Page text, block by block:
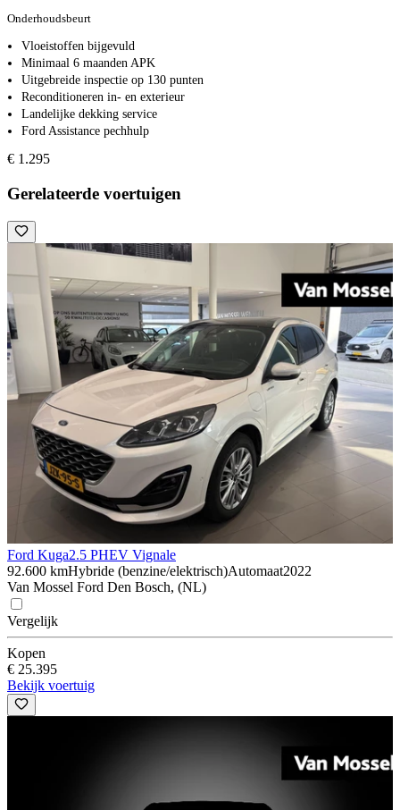
Onderhoudsbeurt
Vloeistoffen bijgevuld
Minimaal 6 maanden APK
Uitgebreide inspectie op 130 punten
Reconditioneren in- en exterieur
Landelijke dekking service
Ford Assistance pechhulp
€ 1.295
Gerelateerde voertuigen
Ford Kuga2.5 PHEV Vignale
92.600 kmHybride (benzine/elektrisch)Automaat2022
Van Mossel Ford Den Bosch, (NL)
Vergelijk
Kopen
€ 25.395
Bekijk voertuig